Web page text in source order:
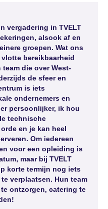
vergadering in TVELT
alsook af en
groepen. Wat ons
bereikbaarheid
die over West-
de sfeer en
is iets
ondernemers en
persoonlijker, ik hou
technische
en je kan heel
Om iedereen
voor een opleiding is
maar bij TVELT
korte termijn nog iets
verplaatsen. Hun team
ontzorgen, catering te